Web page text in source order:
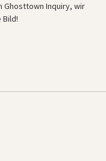
Ghosttown Inquiry, wir